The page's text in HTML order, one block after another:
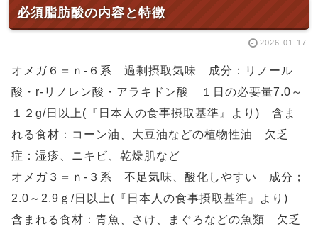
必須脂肪酸の内容と特徴
2026-01-17
オメガ６＝ｎ-６系 過剰摂取気味 成分：リノール
酸・r-リノレン酸・アラキドン酸 １日の必要量7.0～
１２g/日以上(『日本人の食事摂取基準』より) 含ま
れる食材：コーン油、大豆油などの植物性油 欠乏
症：湿疹、ニキビ、乾燥肌など
オメガ３＝ｎ-３系 不足気味、酸化しやすい 成分；
2.0～2.9ｇ/日以上(『日本人の食事摂取基準』より)
含まれる食材：青魚、さけ、まぐろなどの魚類 欠乏